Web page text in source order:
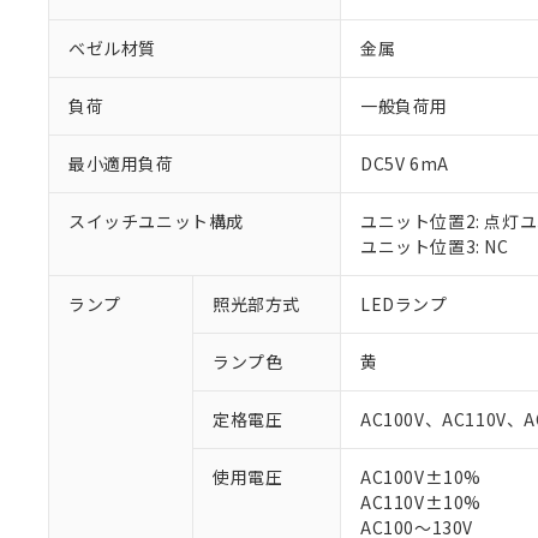
ベゼル材質 金属
負荷 一般負荷用
最小適用負荷 DC5V 6mA
スイッチユニット構成
ユニット位置2: 点灯
ユニット位置3: NC
ランプ 照光部方式 LEDランプ
ランプ色 黄
定格電圧 AC100V、AC110V、
使用電圧
AC100V±10%
AC110V±10%
AC100～130V
ご利用条件
※1 対応状況
対応済み：EU
対応予定：EU
対応予定なし：
調査・確認中：
非該当品：ライセ
仕入先様の事情に
※1 中国